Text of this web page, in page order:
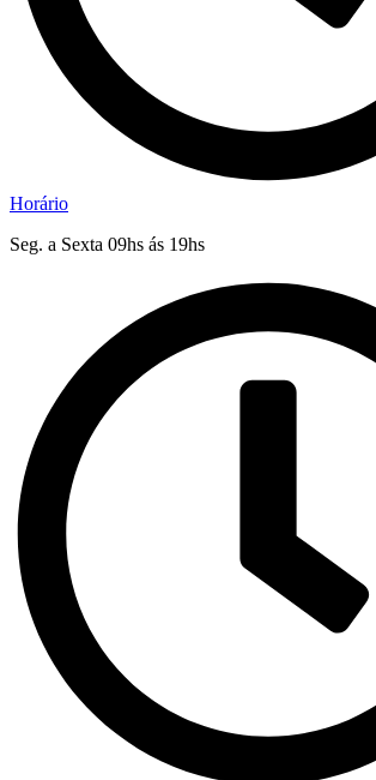
Horário
Seg. a Sexta 09hs ás 19hs